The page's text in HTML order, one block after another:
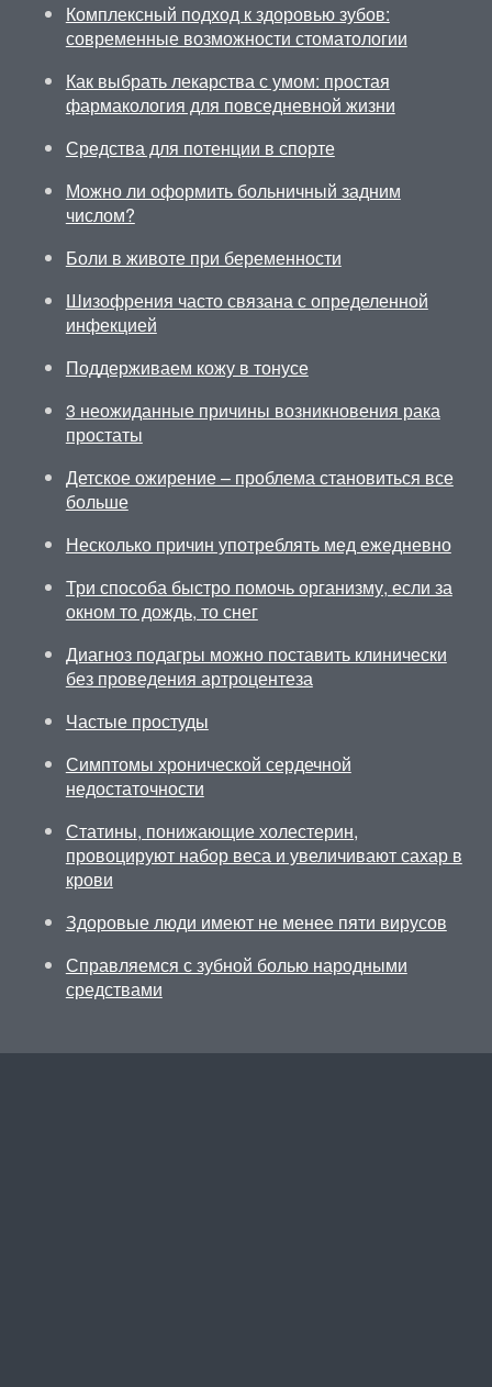
Комплексный подход к здоровью зубов:
современные возможности стоматологии
Как выбрать лекарства с умом: простая
фармакология для повседневной жизни
Средства для потенции в спорте
Можно ли оформить больничный задним
числом?
Боли в животе при беременности
Шизофрения часто связана с определенной
инфекцией
Поддерживаем кожу в тонусе
3 неожиданные причины возникновения рака
простаты
Детское ожирение – проблема становиться все
больше
Несколько причин употреблять мед ежедневно
Три способа быстро помочь организму, если за
окном то дождь, то снег
Диагноз подагры можно поставить клинически
без проведения артроцентеза
Частые простуды
Симптомы хронической сердечной
недостаточности
Статины, понижающие холестерин,
провоцируют набор веса и увеличивают сахар в
крови
Здоровые люди имеют не менее пяти вирусов
Справляемся с зубной болью народными
средствами